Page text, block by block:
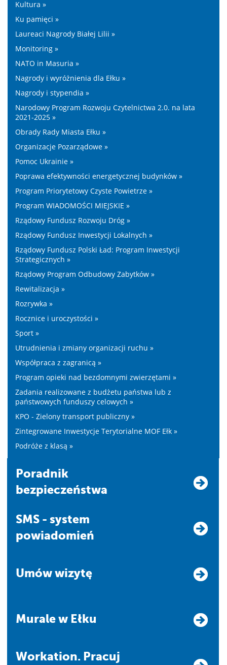
Kultura »
Ku pamięci »
Laureaci Nagrody Białej Lilii »
Monitoring »
NATO in Masuria »
Nagrody i wyróżnienia dla Ełku »
Nagrody i stypendia »
Narodowy Program Rozwoju Czytelnictwa 2.0. na lata
2021-2025 »
Obrady Rady Miasta Ełku »
Organizacje Pozarządowe »
Pomoc Ukrainie »
Poprawa efektywności energetycznej budynków »
Program Priorytetowy Czyste Powietrze »
Program WIADOMOŚCI MIEJSKIE »
Rządowy Fundusz Rozwoju Dróg »
Rządowy Fundusz Inwestycji Lokalnych »
Rządowy Fundusz Polski Ład: Program Inwestycji
Strategicznych »
Rządowy Program Odbudowy Zabytków »
Rewitalizacja »
Rozrywka »
Rocznice i uroczystości »
Sport »
Utrudnienia i zmiany organizacji ruchu »
Współpraca z zagranicą »
Program opieki nad bezdomnymi zwierzętami »
Zadania realizowane z budżetu państwa lub z
państwowych funduszy celowych »
KPO - Zielony transport publiczny »
Zintegrowane Inwestycje Terytorialne MOF Ełk »
Podróże z klasą »
Poradnik
bezpieczeństwa
SMS - system
powiadomień
Umów wizytę
Murale w Ełku
Workation. Pracuj